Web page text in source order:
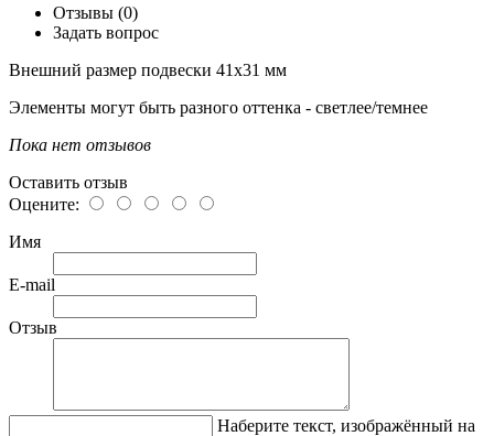
Отзывы (0)
Задать вопрос
Внешний размер подвески 41х31 мм
Элементы могут быть разного оттенка - светлее/темнее
Пока нет отзывов
Оставить отзыв
Оцените:
Имя
E-mail
Отзыв
Наберите текст, изображённый на